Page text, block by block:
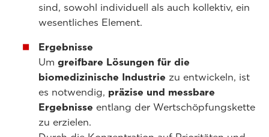
sind, sowohl individuell als auch kollektiv, ein
wesentliches Element.
Ergebnisse
Um greifbare Lösungen für die
biomedizinische Industrie zu entwickeln, ist
es notwendig, präzise und messbare
Ergebnisse entlang der Wertschöpfungskette
zu erzielen.